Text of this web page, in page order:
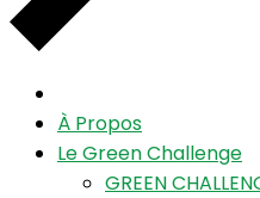
À Propos
Le Green Challenge
GREEN